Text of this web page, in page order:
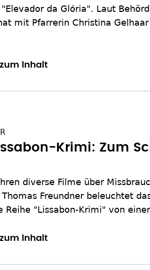
da Glória". Laut
mit Pfarrerin Christina
zum Inhalt
Krimi: Zum
diverse Filme über
Freundner beleuchtet
Reihe "Lissabon-Krimi" von
zum Inhalt